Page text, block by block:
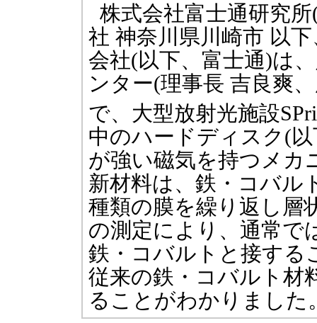
株式会社富士通研究
社 神奈川県川崎市 以
会社(以下、富士通)は
ンター(理事長 吉良爽
で、大型放射光施設
中のハードディスク(
が強い磁気を持つメカ
新材料は、鉄・コバル
種類の膜を繰り返し層
の測定により、通常で
鉄・コバルトと接する
従来の鉄・コバルト材
ることがわかりました